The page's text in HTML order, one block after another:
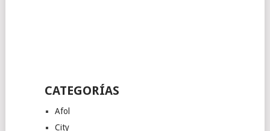
CATEGORÍAS
Afol
City